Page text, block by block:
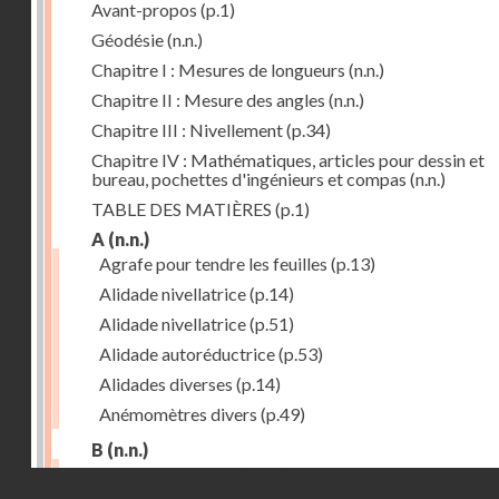
Avant-propos (p.1)
Géodésie(n.n.)
Chapitre I : Mesures de longueurs (n.n.)
Chapitre II : Mesure des angles (n.n.)
Chapitre III : Nivellement(p.34)
Chapitre IV : Mathématiques, articles pour dessin et
bureau, pochettes d'ingénieurs et compas (n.n.)
TABLE DES MATIÈRES (p.1)
A (n.n.)
Agrafe pour tendre les feuilles (p.13)
Alidade nivellatrice(p.14)
Alidade nivellatrice(p.51)
Alidade autoréductrice(p.53)
Alidades diverses (p.14)
Anémomètres divers (p.49)
B (n.n.)
Barème graphique(p.53)